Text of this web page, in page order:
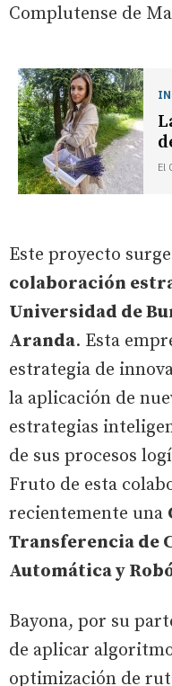
Complutense de
El
Este proyecto
colaboración
Universidad de
Aranda. Esta
estrategia de
la aplicación de
estrategias
de sus procesos
Fruto de esta
recientemente una
Transferencia de
Automática y
Bayona, por su
de aplicar
optimización de